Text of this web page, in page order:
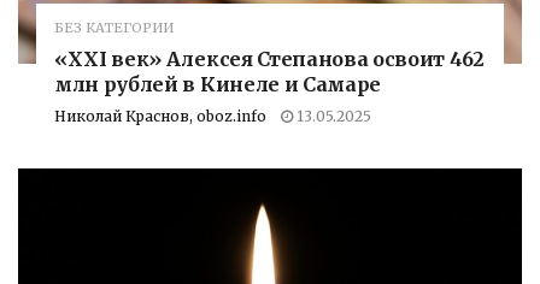
БЕЗ КАТЕГОРИИ
«XXI век» Алексея Степанова освоит 462
млн рублей в Кинеле и Самаре
Николай Краснов, oboz.info 13.05.2025